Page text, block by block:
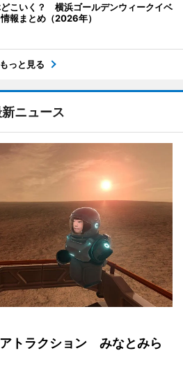
こいく？ 横浜ゴールデンウィークイベ
報まとめ（2026年）
もっと見る
ニュース
トラクション みなとみら